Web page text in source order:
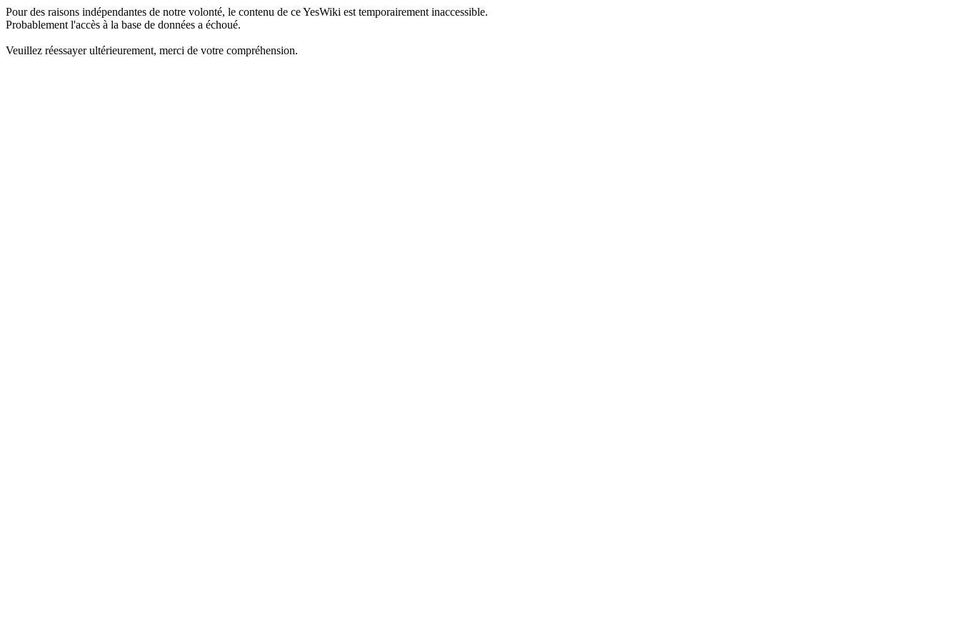
Pour des raisons indépendantes de notre volonté, le contenu de ce YesWiki est temporairement inaccessible.
Probablement l'accès à la base de données a échoué.
Veuillez réessayer ultérieurement, merci de votre compréhension.